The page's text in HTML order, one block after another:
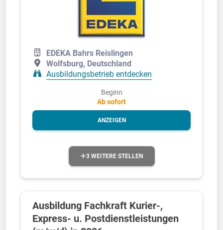
EDEKA Bahrs Reislingen
Wolfsburg, Deutschland
Ausbildungsbetrieb entdecken
Beginn
Ab sofort
ANZEIGEN
3 WEITERE STELLEN
Ausbildung Fachkraft Kurier-,
Express- u. Postdienstleistungen